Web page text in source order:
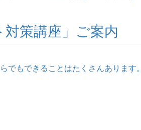
策講座」ご案内
でもできることはたくさんあります。